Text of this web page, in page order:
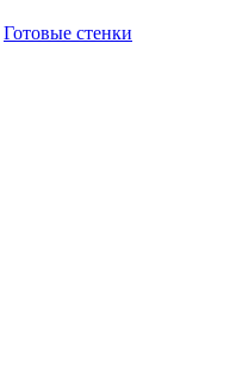
Готовые стенки